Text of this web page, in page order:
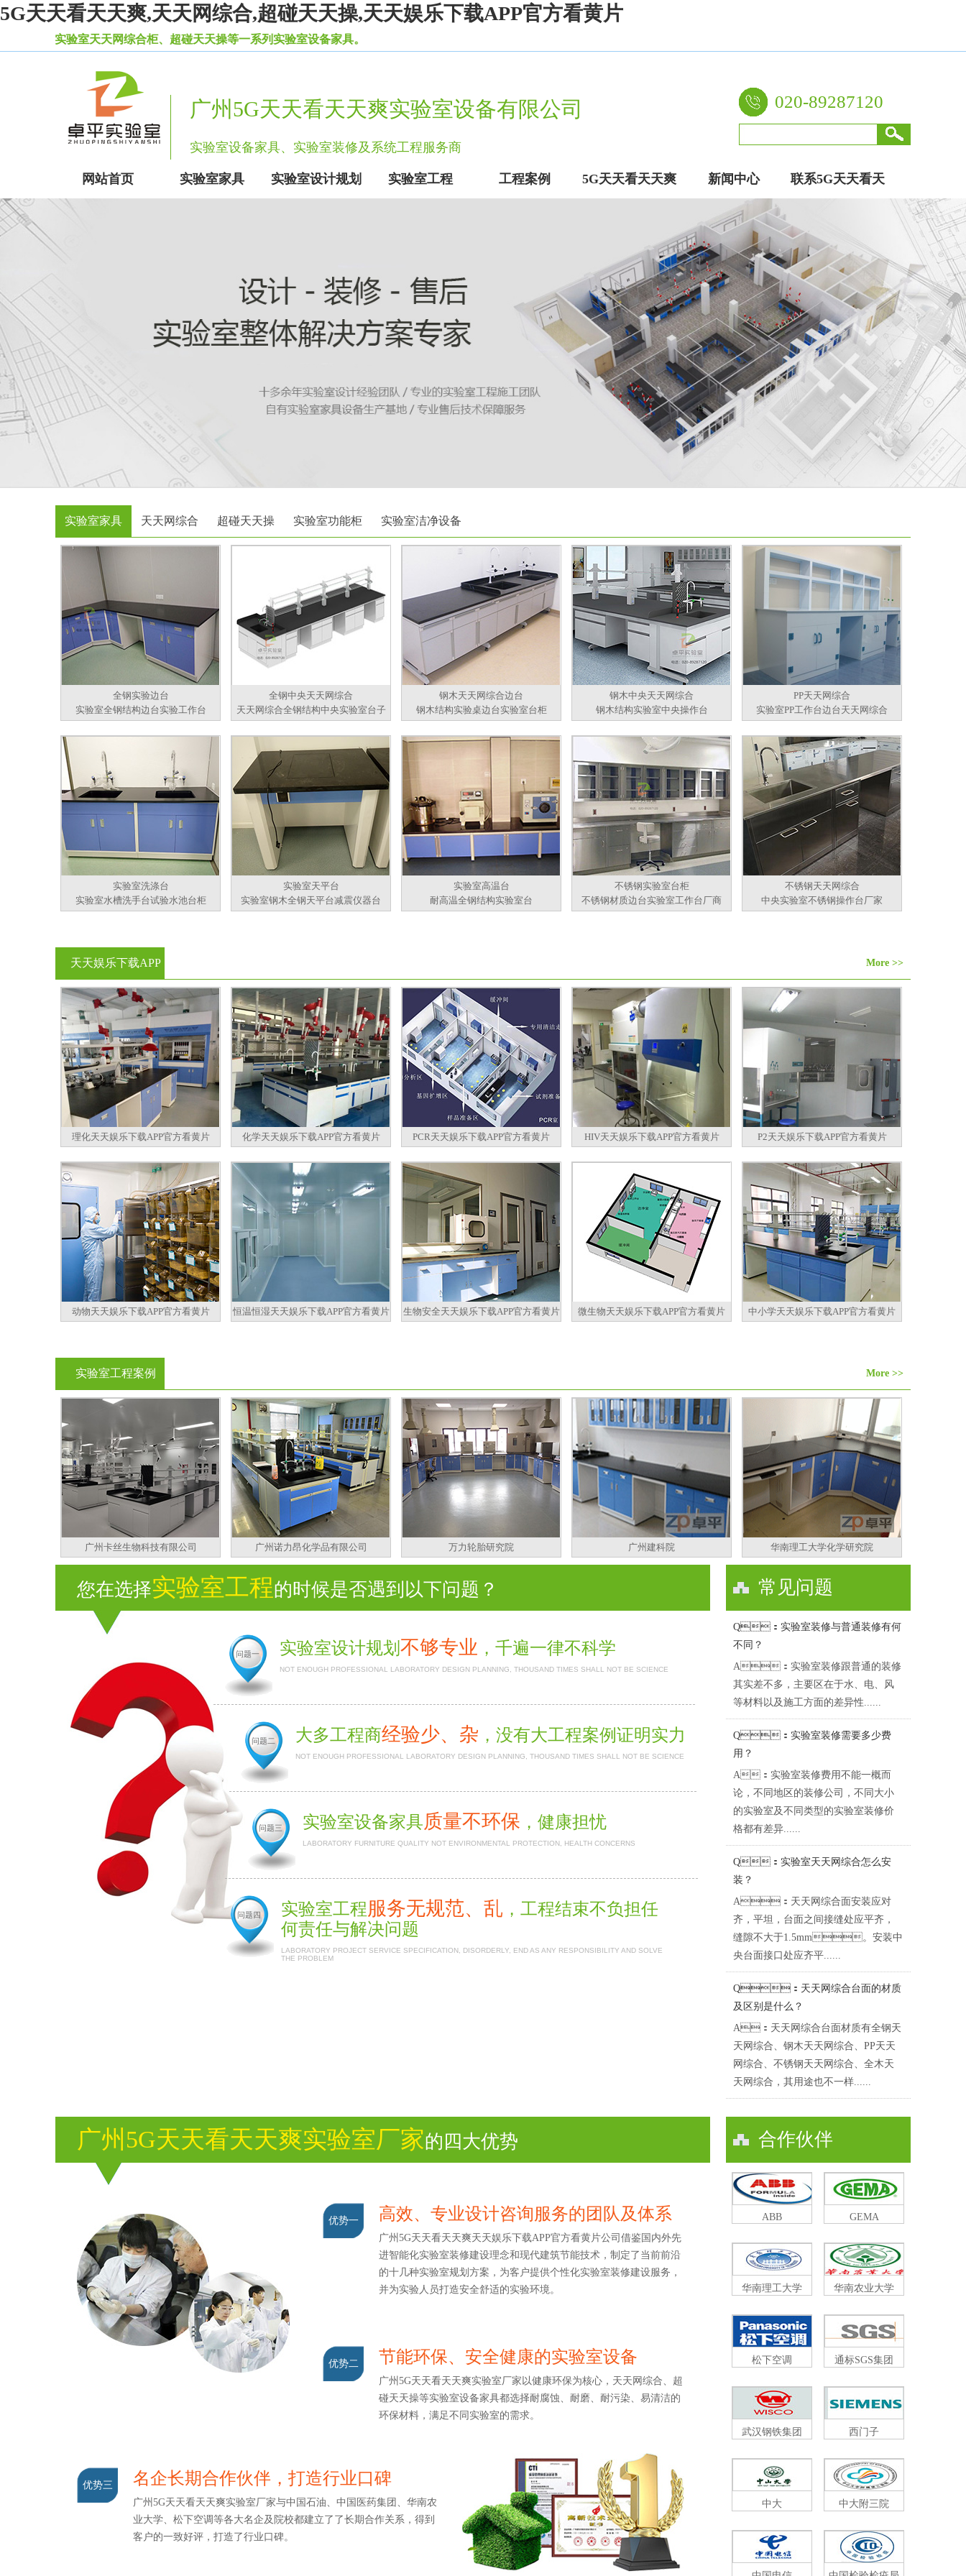
5G天天看天天爽,天天网综合,超碰天天操,天天娱乐下载APP官方看黄片
网综合柜、超碰天天操等一系列实验室设备家具。
广州5G天天看天天爽实验室设备有限公司
实验室设备家具、实验室装修及系统工程服务商
020-89287120
网站首页 实验室家具 实验室设计规划 实验室工程 工程案例 5G天天看天天爽 新闻中心 联系5G天天看天
实验室家具 天天网综合 超碰天天操 实验室功能柜 实验室洁净设备
全钢实验边台
实验室全钢结构边台实验工作台
全钢中央天天网综合
天天网综合全钢结构中央实验室台子
钢木天天网综合边台
钢木结构实验桌边台实验室台柜
钢木中央天天网综合
钢木结构实验室中央操作台
PP天天网综合
实验室PP工作台边台天天网综合
实验室洗涤台
实验室水槽洗手台试验水池台柜
实验室天平台
实验室钢木全钢天平台减震仪器台
实验室高温台
耐高温全钢结构实验室台
不锈钢实验室台柜
不锈钢材质边台实验室工作台厂商
不锈钢天天网综合
中央实验室不锈钢操作台厂家
More >>
天天娱乐下载APP
官方看黄片
理化天天娱乐下载APP官方看黄片 化学天天娱乐下载APP官方看黄片 PCR天天娱乐下载APP官方看黄片 HIV天天娱乐下载APP官方看黄片 P2天天娱乐下载APP官方看黄片
动物天天娱乐下载APP官方看黄片 恒温恒湿天天娱乐下载APP官方看黄片 生物安全天天娱乐下载APP官方看黄片 微生物天天娱乐下载APP官方看黄片 中小学天天娱乐下载APP官方看黄片
More >>
实验室工程案例
广州卡丝生物科技有限公司 广州诺力昂化学品有限公司 万力轮胎研究院 广州建科院 华南理工大学化学研究院
您在选择实验室工程的时候是否遇到以下问题？
问题一 实验室设计规划 不够专业 ，千遍一律不科学
NOT ENOUGH PROFESSIONAL LABORATORY DESIGN PLANNING, THOUSAND TIMES SHALL NOT BE SCIENCE
问题二 大多工程商经验少、杂 ，没有大工程案例证明实力
NOT ENOUGH PROFESSIONAL LABORATORY DESIGN PLANNING, THOUSAND TIMES SHALL NOT BE SCIENCE
问题三 实验室设备家具质量不环保 ，健康担忧
LABORATORY FURNITURE QUALITY NOT ENVIRONMENTAL PROTECTION, HEALTH CONCERNS
问题四 实验室工程服务无规范、乱 ，工程结束不负担任
何责任与解决问题
LABORATORY PROJECT SERVICE SPECIFICATION, DISORDERLY, END AS ANY RESPONSIBILITY AND SOLVE
THE PROBLEM
常见问题
Q：实验室装修与普通装修有何
不同？
A：实验室装修跟普通的装修
其实差不多，主要区在于水、电、风
等材料以及施工方面的差异性......
Q：实验室装修需要多少费
用？
A：实验室装修费用不能一概而
论，不同地区的装修公司，不同大小
的实验室及不同类型的实验室装修价
格都有差异......
Q：实验室天天网综合怎么安
装？
A：天天网综合面安装应对
齐，平坦，台面之间接缝处应平齐，
缝隙不大于1.5mm。安装中
央台面接口处应齐平......
Q：天天网综合台面的材质
及区别是什么？
A：天天网综合台面材质有全钢天
天网综合、钢木天天网综合、PP天天
网综合、不锈钢天天网综合、全木天
天网综合，其用途也不一样......
广州5G天天看天天爽实验室厂家的四大优势
优势一 高效、专业设计咨询服务的团队及体系
广州5G天天看天天爽天天娱乐下载APP官方看黄片公司借鉴国内外先
进智能化实验室装修建设理念和现代建筑节能技术，制定了当前前沿
的十几种实验室规划方案，为客户提供个性化实验室装修建设服务，
并为实验人员打造安全舒适的实验环境。
优势二 节能环保、安全健康的实验室设备
广州5G天天看天天爽实验室厂家以健康环保为核心，天天网综合、超
碰天天操等实验室设备家具都选择耐腐蚀、耐磨、耐污染、易清洁的
环保材料，满足不同实验室的需求。
优势三 名企长期合作伙伴，打造行业口碑
广州5G天天看天天爽实验室厂家与中国石油、中国医药集团、华南农
业大学、松下空调等各大名企及院校都建立了了长期合作关系，得到
客户的一致好评，打造了行业口碑。
合作伙伴
ABB GEMA
华南理工大学 华南农业大学
松下空调 通标SGS集团
武汉钢铁集团 西门子
中大 中大附三院